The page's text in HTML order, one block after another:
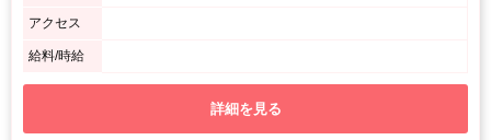
アクセス
給料/時給
詳細を見る